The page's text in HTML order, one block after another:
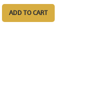
ADD TO CART